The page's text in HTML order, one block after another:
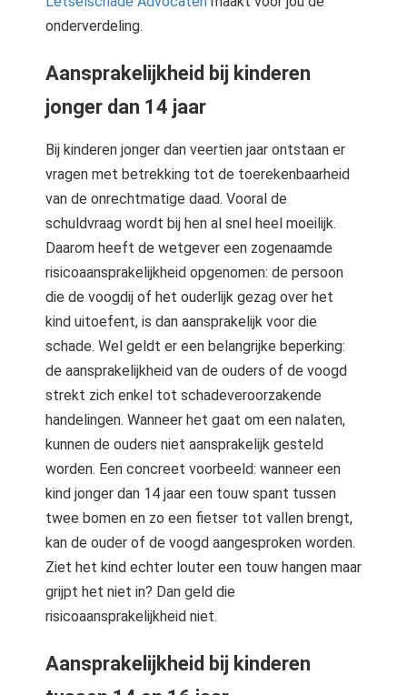
onderverdeling.
Aansprakelijkheid bij kinderen
jonger dan 14 jaar
Bij kinderen jonger dan veertien jaar ontstaan er
vragen met betrekking tot de toerekenbaarheid
van de onrechtmatige daad. Vooral de
schuldvraag wordt bij hen al snel heel moeilijk.
Daarom heeft de wetgever een zogenaamde
risicoaansprakelijkheid opgenomen: de persoon
die de voogdij of het ouderlijk gezag over het
kind uitoefent, is dan aansprakelijk voor die
schade. Wel geldt er een belangrijke beperking:
de aansprakelijkheid van de ouders of de voogd
strekt zich enkel tot schadeveroorzakende
handelingen. Wanneer het gaat om een nalaten,
kunnen de ouders niet aansprakelijk gesteld
worden. Een concreet voorbeeld: wanneer een
kind jonger dan 14 jaar een touw spant tussen
twee bomen en zo een fietser tot vallen brengt,
kan de ouder of de voogd aangesproken worden.
Ziet het kind echter louter een touw hangen maar
grijpt het niet in? Dan geld die
risicoaansprakelijkheid niet.
Aansprakelijkheid bij kinderen